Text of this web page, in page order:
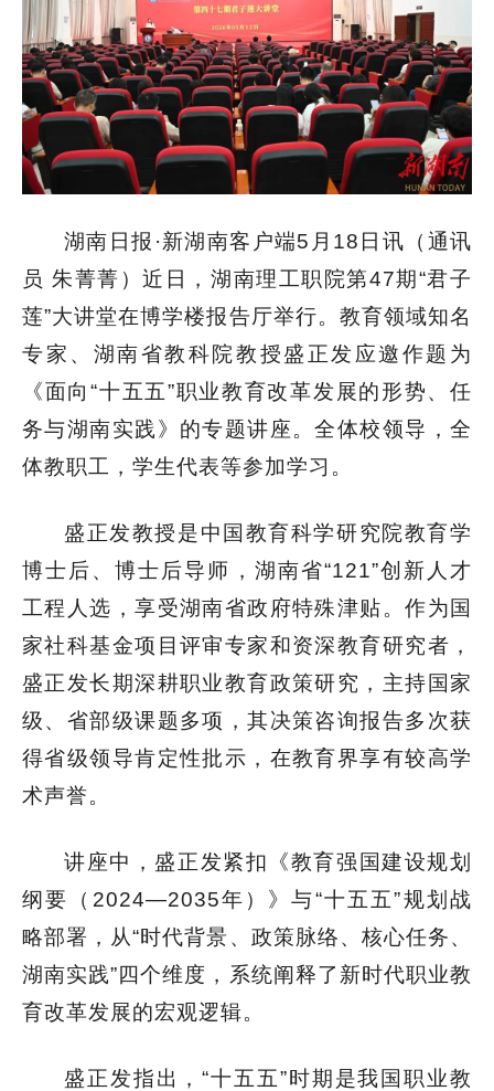
湖南日报·新湖南客户端5月18日讯（通讯
员 朱菁菁）近日，湖南理工职院第47期“君子
莲”大讲堂在博学楼报告厅举行。教育领域知名
专家、湖南省教科院教授盛正发应邀作题为
《面向“十五五”职业教育改革发展的形势、任
务与湖南实践》的专题讲座。全体校领导，全
体教职工，学生代表等参加学习。
盛正发教授是中国教育科学研究院教育学
博士后、博士后导师，湖南省“121”创新人才
工程人选，享受湖南省政府特殊津贴。作为国
家社科基金项目评审专家和资深教育研究者，
盛正发长期深耕职业教育政策研究，主持国家
级、省部级课题多项，其决策咨询报告多次获
得省级领导肯定性批示，在教育界享有较高学
术声誉。
讲座中，盛正发紧扣《教育强国建设规划
纲要（2024—2035年）》与“十五五”规划战
略部署，从“时代背景、政策脉络、核心任务、
湖南实践”四个维度，系统阐释了新时代职业教
育改革发展的宏观逻辑。
盛正发指出，“十五五”时期是我国职业教